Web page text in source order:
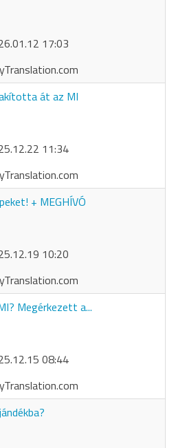
17:03
át az MI
11:34
+ MEGHÍVÓ
10:20
Megérkezett a...
08:44